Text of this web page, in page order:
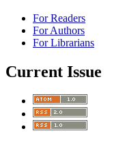
For Readers
For Authors
For Librarians
Current Issue